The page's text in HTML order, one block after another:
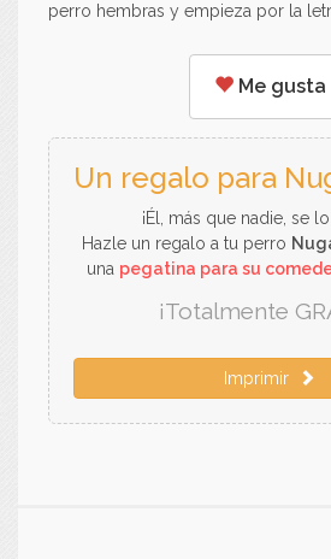
perro hembras y empieza por la
Me gusta
Un regalo para
¡Él, más que nadie, se
Hazle un regalo a tu perro
una pegatina para su
¡Totalmente
Imprimir